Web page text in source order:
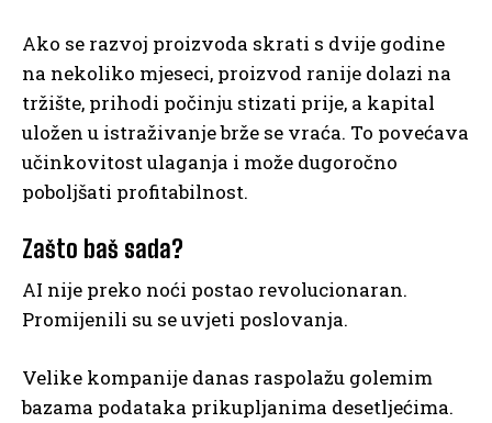
Ako se razvoj proizvoda skrati s dvije godine
na nekoliko mjeseci, proizvod ranije dolazi na
tržište, prihodi počinju stizati prije, a kapital
uložen u istraživanje brže se vraća. To povećava
učinkovitost ulaganja i može dugoročno
poboljšati profitabilnost.
Zašto baš sada?
AI nije preko noći postao revolucionaran.
Promijenili su se uvjeti poslovanja.
Velike kompanije danas raspolažu golemim
bazama podataka prikupljanima desetljećima.